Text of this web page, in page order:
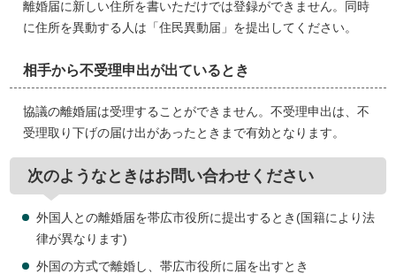
離婚届に新しい住所を書いただけでは登録ができません。同時
に住所を異動する人は「住民異動届」を提出してください。
相手から不受理申出が出ているとき
協議の離婚届は受理することができません。不受理申出は、不
受理取り下げの届け出があったときまで有効となります。
次のようなときはお問い合わせください
外国人との離婚届を帯広市役所に提出するとき(国籍により法
律が異なります)
外国の方式で離婚し、帯広市役所に届を出すとき